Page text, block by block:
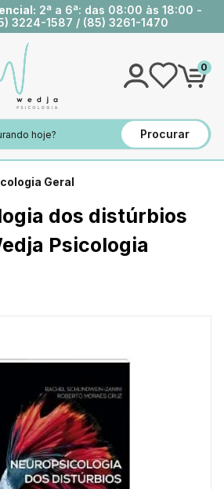
2ª a 6ª: das 08:00 às 18:00 -
3224-1587 / (85) 3261-1470
Procurar
0
Geral
dos distúrbios
Psicologia